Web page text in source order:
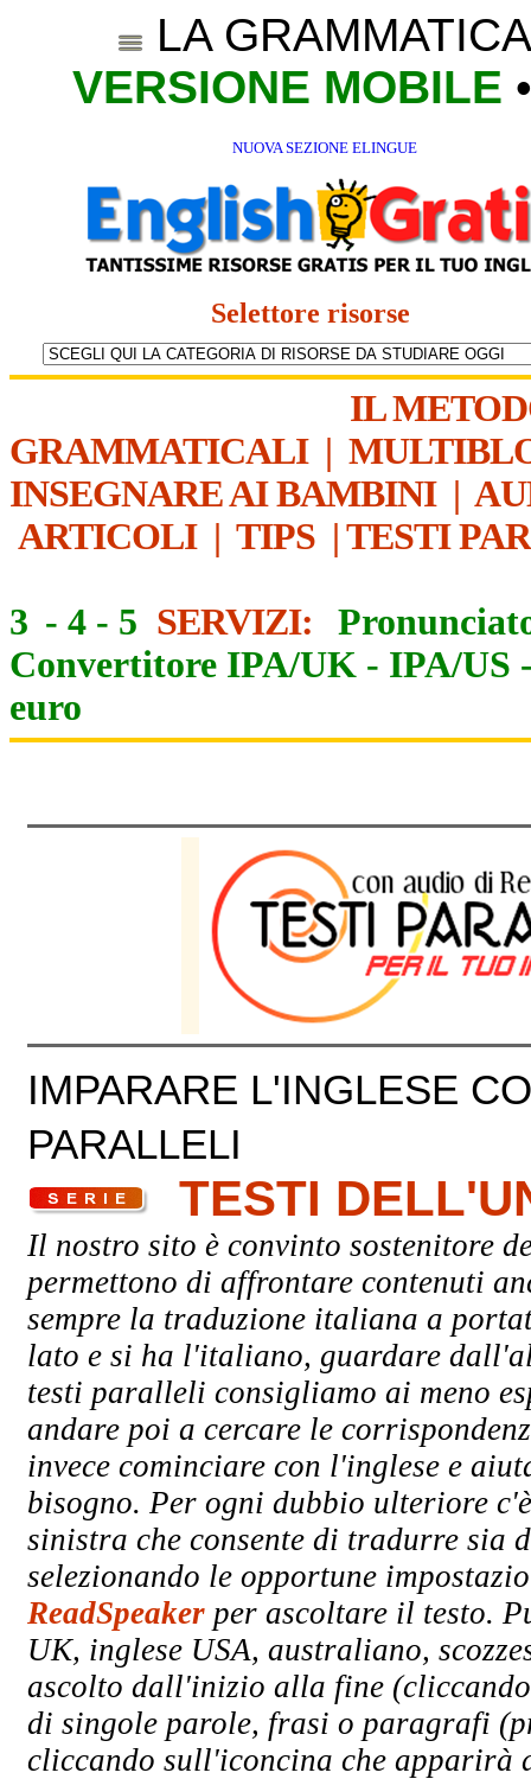
LA
VERSIONE MOBILE
NUOVA SEZIONE ELINGUE
Selettore risorse
IL
GRAMMATICALI|
INSEGNARE AI BAMBINI|
ARTICOLI| TIPS | TESTI
3 - 4 - 5 SERVIZI:
Convertitore IPA/UK - IPA/US
euro
IMPARARE L'INGLESE
PARALLELI
TESTI
Il nostro sito è convinto sostenitore
permettono di affrontare contenuti
sempre la traduzione italiana a
lato e si ha l'italiano, guardare
testi paralleli consigliamo ai meno
andare poi a cercare le
invece cominciare con l'inglese e
bisogno. Per ogni dubbio ulteriore
sinistra che consente di tradurre
selezionando le opportune
ReadSpeaker per ascoltare il testo.
UK, inglese USA, australiano,
ascolto dall'inizio alla fine
di singole parole, frasi o paragrafi
cliccando sull'iconcina che apparirà